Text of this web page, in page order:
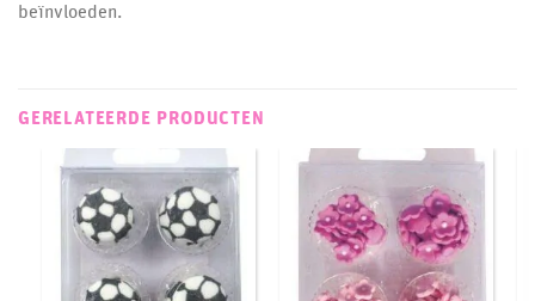
beïnvloeden.
GERELATEERDE PRODUCTEN